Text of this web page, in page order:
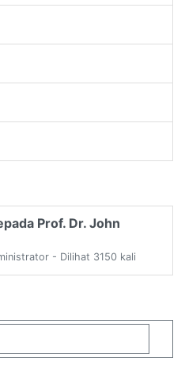
Prof. Dr. John
- Dilihat 3150 kali